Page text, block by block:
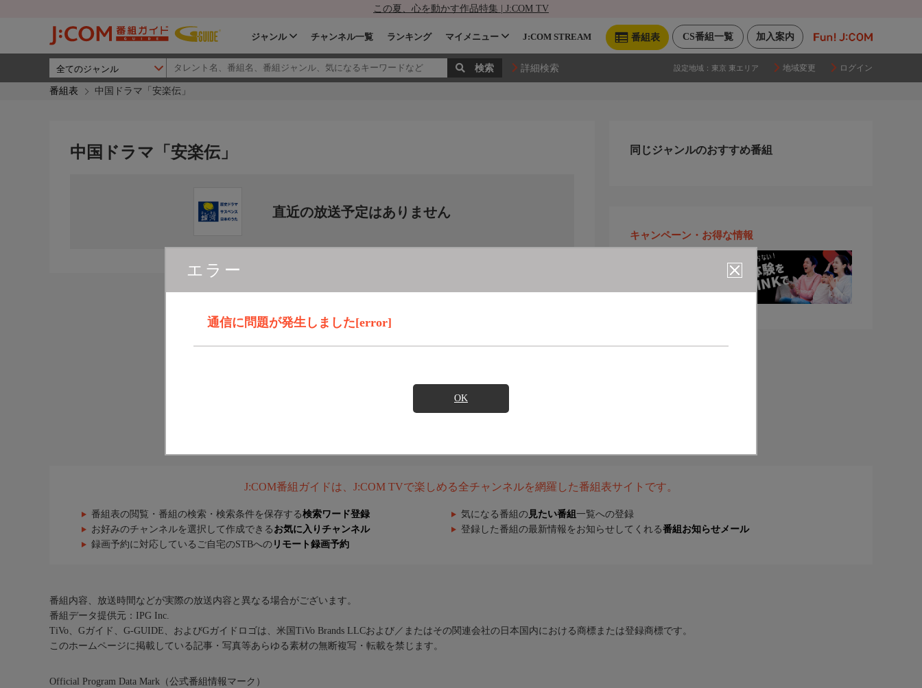
この夏、心を動かす作品特集 | J:COM TV
加入案内
CS番組一覧
番組表
ジャンル チャンネル一覧 ランキング マイメニュー J:COM STREAM
詳細検索 設定地域： 東京 東エリア 地域変更 ログイン
番組表 中国ドラマ「安楽伝」
エラー
通信に問題が発生しました[error]
OK
中国ドラマ「安楽伝」
直近の放送予定はありません
同じジャンルのおすすめ番組
キャンペーン・お得な情報
J:COM番組ガイドは、J:COM TVで楽しめる全チャンネルを網羅した番組表サイトです。
番組表の閲覧・番組の検索・検索条件を保存する検索ワード登録 気になる番組の 見たい番組 一覧への登録
お好みのチャンネルを選択して作成できる お気に入りチャンネル 登録した番組の最新情報をお知らせしてくれる番組お知らせメール
録画予約に対応しているご自宅のSTBへの リモート録画予約
番組内容、放送時間などが実際の放送内容と異なる場合がございます。
番組データ提供元：IPG Inc.
TiVo、Gガイド、G-GUIDE、およびGガイドロゴは、米国TiVo Brands LLCおよび／またはその関連会社の日本国内における商標または登録商標です。
このホームページに掲載している記事・写真等あらゆる素材の無断複写・転載を禁じます。
Official Program Data Mark（公式番組情報マーク）